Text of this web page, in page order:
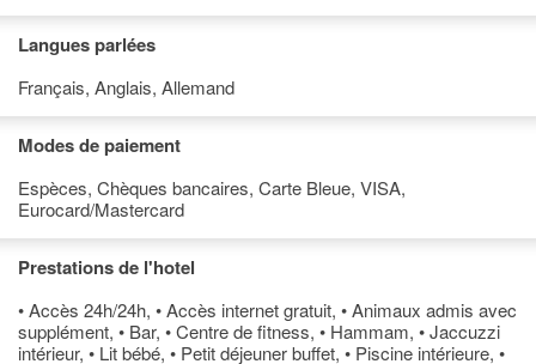
Langues parlées
Français, Anglais, Allemand
Modes de paiement
Espèces, Chèques bancaires, Carte Bleue, VISA,
Eurocard/Mastercard
Prestations de l'hotel
• Accès 24h/24h, • Accès internet gratuit, • Animaux admis avec
supplément, • Bar, • Centre de fitness, • Hammam, • Jaccuzzi
intérieur, • Lit bébé, • Petit déjeuner buffet, • Piscine intérieure, •